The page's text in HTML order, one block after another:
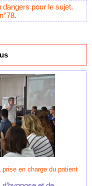
pour le sujet.
prise en charge du patient